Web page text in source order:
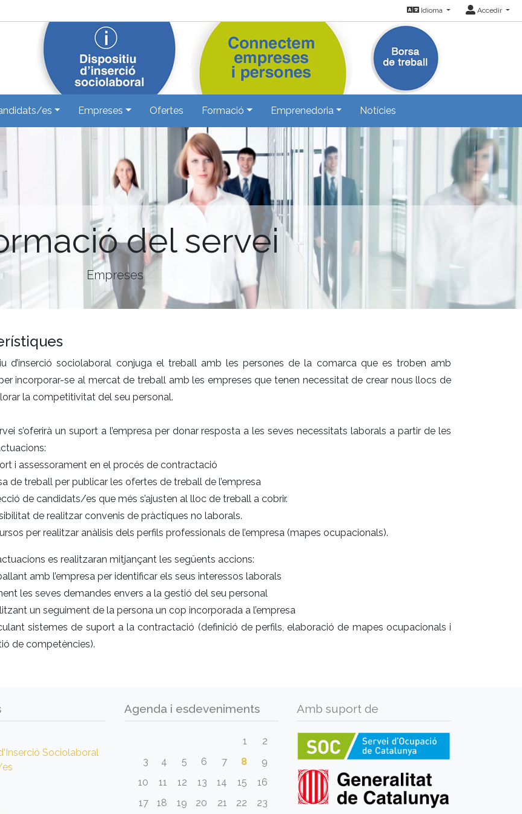
Idioma Accedir
es Empreses Ofertes Formació Emprenedoria Notícies
del servei
Empreses
d’inserció sociolaboral conjuga el treball amb les persones de la comarca que es troben amb
incorporar-se al mercat de treball amb les empreses que tenen necessitat de crear nous llocs de
la competitivitat del seu personal.
s’oferirà un suport a l’empresa per donar resposta a les seves necessitats laborals a partir de les
i assessorament en el procés de contractació
de treball per publicar les ofertes de treball de l’empresa
de candidats/es que més s’ajusten al lloc de treball a cobrir.
de realitzar convenis de pràctiques no laborals.
per realitzar anàlisis dels perfils professionals de l’empresa (mapes ocupacionals).
es realitzaran mitjançant les següents accions:
amb l’empresa per identificar els seus interessos laborals
les seves demandes envers a la gestió del seu personal
un seguiment de la persona un cop incorporada a l’empresa
sistemes de suport a la contractació (definició de perfils, elaboració de mapes ocupacionals i
de competències).
Sociolaboral
Agenda i esdeveniments
1
2
3
4 5 6 7 8
9
10
11 12 13 14 15
16
17
18 19 20 21 22 23
Amb suport de